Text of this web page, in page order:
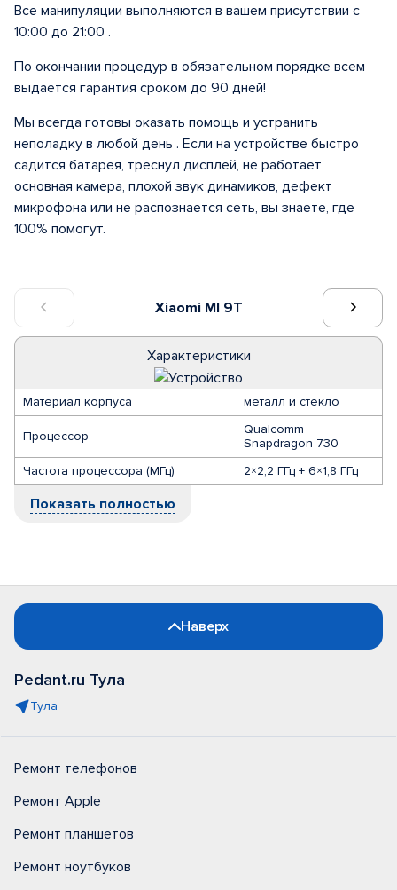
Xiaomi MI 9T
Характеристики
Материал корпуса металл и стекло
Процессор
Qualcomm
Snapdragon 730
Частота процессора (МГц)
2×2,2 ГГц + 6×1,8 ГГц
Показать полностью
Все манипуляции выполняются в вашем присутствии с
10:00 до 21:00 .
По окончании процедур в обязательном порядке всем
выдается гарантия сроком до 90 дней!
Мы всегда готовы оказать помощь и устранить
неполадку в любой день . Если на устройстве быстро
садится батарея, треснул дисплей, не работает
основная камера, плохой звук динамиков, дефект
микрофона или не распознается сеть, вы знаете, где
100% помогут.
Наверх
Pedant.ru Тула
Тула
Ремонт телефонов
Ремонт Apple
Ремонт планшетов
Ремонт ноутбуков